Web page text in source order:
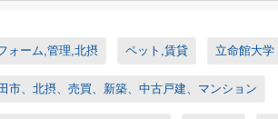
ォーム,管理,北摂 ペット,賃貸 立命館大学
市、北摂、売買、新築、中古戸建、マンション